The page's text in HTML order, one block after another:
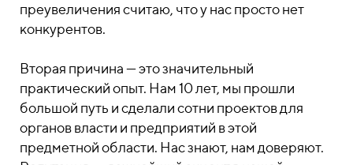
преувеличения считаю, что у нас просто нет
конкурентов.
Вторая причина — это значительный
практический опыт. Нам 10 лет, мы прошли
большой путь и сделали сотни проектов для
органов власти и предприятий в этой
предметной области. Нас знают, нам доверяют.